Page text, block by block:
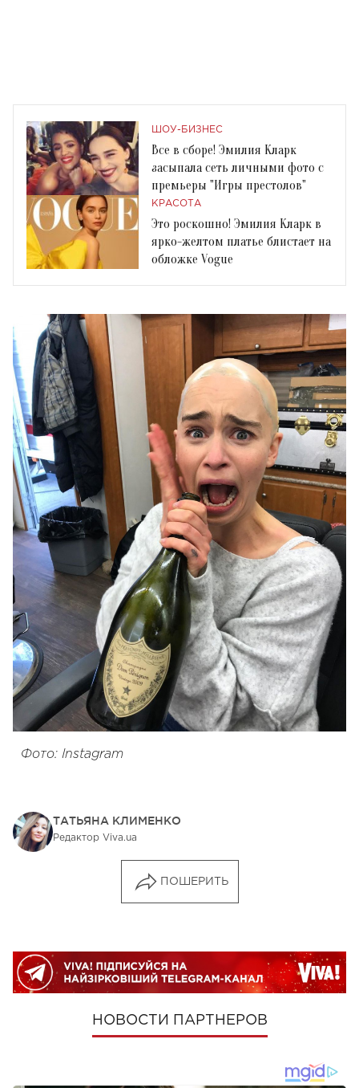
ШОУ-БИЗНЕС
Все в сборе! Эмилия Кларк
засыпала сеть личными фото с
премьеры "Игры престолов"
КРАСОТА
Это роскошно! Эмилия Кларк в
ярко-желтом платье блистает на
обложке Vogue
Фото: Instagram
ТАТЬЯНА КЛИМЕНКО
Редактор Viva.ua
ПОШЕРИТЬ
НОВОСТИ ПАРТНЕРОВ